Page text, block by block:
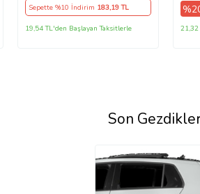
Sepette %10 İndirim 183,19 TL
19,54 TL'den Başlayan Taksitlerle 21,32
Son